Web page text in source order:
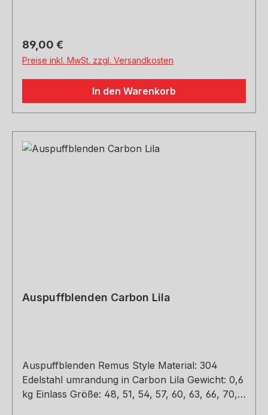
Regulärer Preis:
89,00 €
Preise inkl. MwSt. zzgl. Versandkosten
In den Warenkorb
Auspuffblenden Carbon Lila
Auspuffblenden Remus Style Material: 304
Edelstahl umrandung in Carbon Lila Gewicht: 0,6
kg Einlass Größe: 48, 51, 54, 57, 60, 63, 66, 70,